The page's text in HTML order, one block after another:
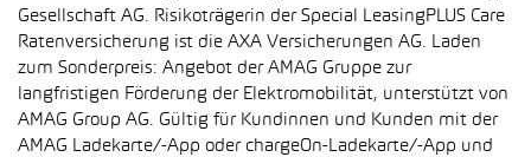
Gesellschaft AG. Risikoträgerin der Special LeasingPLUS Care
Ratenversicherung ist die AXA Versicherungen AG. Laden
zum Sonderpreis: Angebot der AMAG Gruppe zur
langfristigen Förderung der Elektromobilität, unterstützt von
AMAG Group AG. Gültig für Kundinnen und Kunden mit der
AMAG Ladekarte/-App oder chargeOn-Ladekarte/-App und